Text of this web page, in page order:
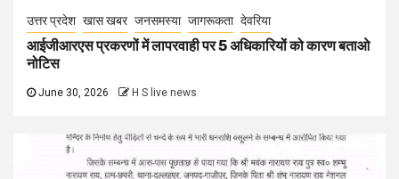
उत्तर प्रदेश खास खबर जनसमस्या जागरूकता देवरिया
आईजीआरएस प्रकरणों में लापरवाही पर 5 अधिकारियों को कारण बताओ
नोटिस
June 30, 2026 H S live news